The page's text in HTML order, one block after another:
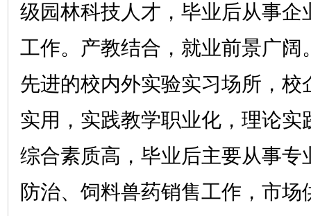
级园林科技人才，毕业后从事企
工作。产教结合，就业前景广阔
先进的校内外实验实习场所，校
实用，实践教学职业化，理论实
综合素质高，毕业后主要从事专
防治、饲料兽药销售工作，市场